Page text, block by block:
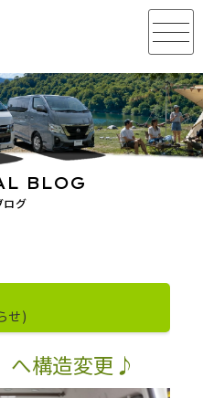
ログ
BLOG
せ)
へ構造変更♪